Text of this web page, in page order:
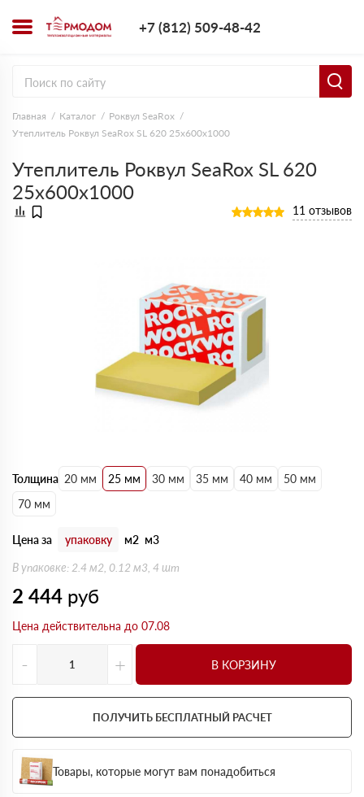
+7 (812) 509-48-42
Главная Каталог
Роквул SeaRox
Утеплитель Роквул SeaRox SL 620 25х600х1000
Утеплитель Роквул SeaRox SL 620
25х600х1000
11 отзывов
Толщина 20 мм 25 мм 30 мм 35 мм 40 мм
50 мм
70 мм
Цена за упаковку м2 м3
В упаковке: 2.4 м2, 0.12 м3, 4 шт
2 444 руб
Цена действительна до 07.08
- + В КОРЗИНУ
ПОЛУЧИТЬ БЕСПЛАТНЫЙ РАСЧЕТ
Товары, которые могут вам понадобиться